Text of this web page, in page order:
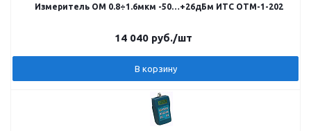
Измеритель ОМ 0.8÷1.6мкм -50…+26дБм ИТС ОТМ-1-202
14 040руб./шт
В корзину